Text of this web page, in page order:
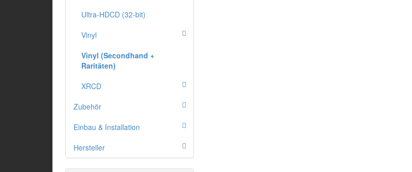
Ultra-HDCD (32-bit)
Vinyl
Vinyl (Secondhand +
Raritäten)
XRCD
Zubehör
Einbau & Installation
Hersteller